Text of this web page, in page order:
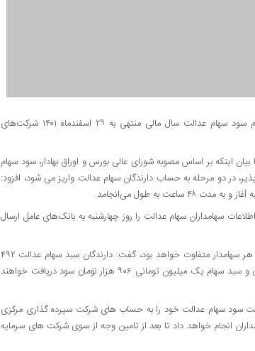
اقتصادزمانه : رئیس سازمان بورس و اوراق بهادار گفت: واریز مرحله دوم سود سهام عدالت سال مالی منتهی به ۲۹ اسفندماه ۱۴۰۱ شرکت‌های
اینکه بر اساس مصوبه شورای عالی بورس و اوراق بهادار، سود سهام
به ۲۹ اسفندماه ۱۴۰۱ شرکت‌های سرمایه‌پذیر، در دو مرحله به حساب دارندگان سهام عدالت واریز می شود، افزود:
به طول می‌انجامد.
سهامداران سهام عدالت را روز چهارشنبه به بانک‌های عامل ارسال
وی با بیان اینکه مبلغ سود پرداختی با توجه به میزان سبد سهام عدالت هر سهامدار متفاوت خواهد بود، گفت: دارندگان سبد سهام عدالت ۴۹۲
هزار تومانی مبلغ ۴۴۶ هزار تومان، ۵۳۲ هزار تومانی مبلغ ۴۸۲ هزار تومان و سبد سهام یک میلیون تومانی ۹۰۶ هزار تومان سود دریافت خواهند
داشت: متاسفانه با وجود پیگیری های سازمان بورس، ۸ شرکت سود سهام عدالت خود را به حساب های شرکت سپرده گذاری مرکزی
انجام خواهد داد تا بعد از تامین وجه از سوی شرکت های سرمایه